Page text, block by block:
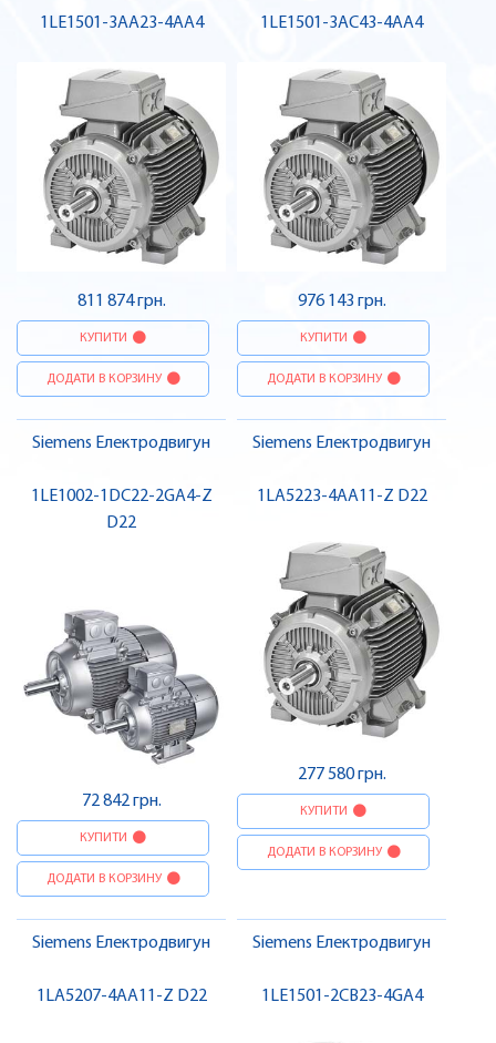
1LE1501-3AA23-4AA4
811 874 грн.
КУПИТИ
ДОДАТИ В КОРЗИНУ
1LE1501-3AC43-4AA4
976 143 грн.
КУПИТИ
ДОДАТИ В КОРЗИНУ
Siemens Електродвигун
1LE1002-1DC22-2GA4-Z
D22
72 842 грн.
КУПИТИ
ДОДАТИ В КОРЗИНУ
Siemens Електродвигун
1LA5223-4AA11-Z D22
277 580 грн.
КУПИТИ
ДОДАТИ В КОРЗИНУ
Siemens Електродвигун
1LA5207-4AA11-Z D22
Siemens Електродвигун
1LE1501-2CB23-4GA4